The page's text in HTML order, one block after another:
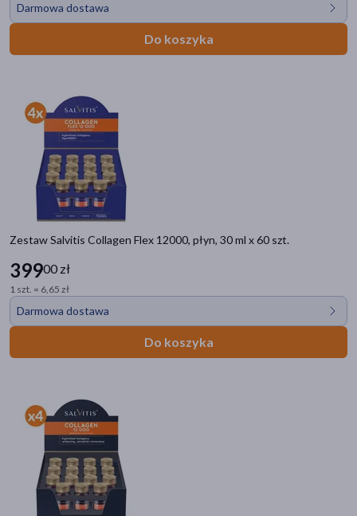
Darmowa dostawa
Do koszyka
Zestaw Salvitis Collagen Flex 12000, płyn, 30 ml x 60 szt.
39900 zł
1 szt. = 6,65 zł
Darmowa dostawa
Do koszyka